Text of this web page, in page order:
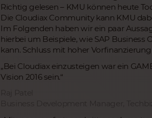
Richtig gelesen – KMU können heute
Die Cloudiax Community kann KMU
Im Folgenden haben wir ein paar
hierbei um Beispiele, wie SAP
kann. Schluss mit hoher
„Bei Cloudiax einzusteigen war ein
Vision 2016 sein.“